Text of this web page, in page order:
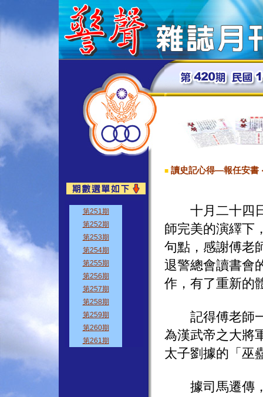
■ 讀史記心得—報任安書
十月二十四日
師完美的演繹下
句點，感謝傅老
退警總會讀書會
作，有了重新的
記得傅老師一
為漢武帝之大將
太子劉據的「巫
據司馬遷傳，